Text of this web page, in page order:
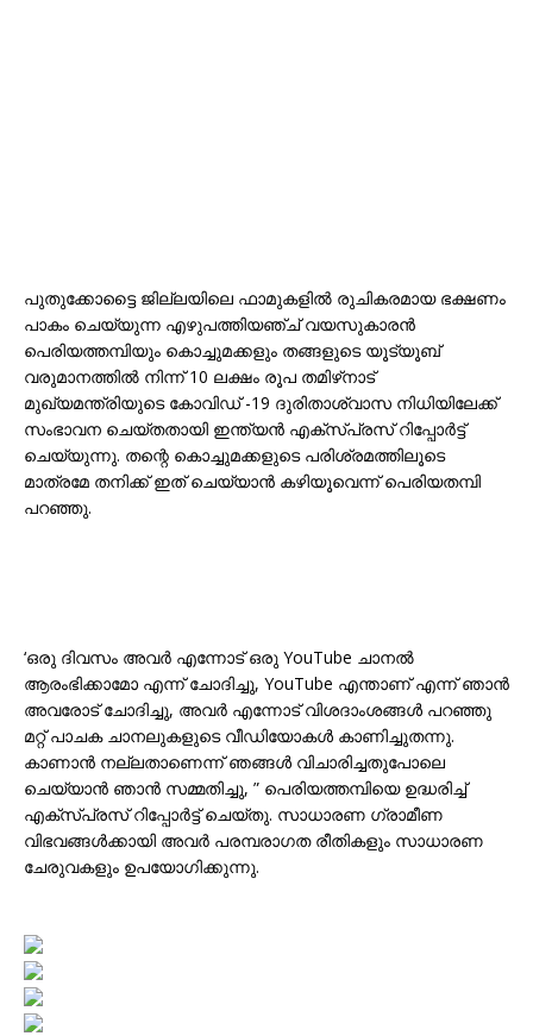
പുതുക്കോട്ടൈ ജില്ലയിലെ ഫാമുകളിൽ രുചികരമായ ഭക്ഷണം
പാകം ചെയ്യുന്ന എഴുപത്തിയഞ്ച് വയസുകാരൻ
പെരിയത്തമ്പിയും കൊച്ചുമക്കളും തങ്ങളുടെ യൂട്യൂബ്
വരുമാനത്തിൽ നിന്ന് 10 ലക്ഷം രൂപ തമിഴ്‌നാട്
മുഖ്യമന്ത്രിയുടെ കോവിഡ് -19 ദുരിതാശ്വാസ നിധിയിലേക്ക്
സംഭാവന ചെയ്തതായി ഇന്ത്യൻ എക്സ്പ്രസ് റിപ്പോർട്ട്
ചെയ്യുന്നു. തന്റെ കൊച്ചുമക്കളുടെ പരിശ്രമത്തിലൂടെ
മാത്രമേ തനിക്ക് ഇത് ചെയ്യാൻ കഴിയൂവെന്ന് പെരിയതമ്പി
പറഞ്ഞു.
‘ഒരു ദിവസം അവർ എന്നോട് ഒരു YouTube ചാനൽ
ആരംഭിക്കാമോ എന്ന് ചോദിച്ചു, YouTube എന്താണ് എന്ന് ഞാൻ
അവരോട് ചോദിച്ചു, അവർ എന്നോട് വിശദാംശങ്ങൾ പറഞ്ഞു
മറ്റ് പാചക ചാനലുകളുടെ വീഡിയോകൾ കാണിച്ചുതന്നു.
കാണാൻ നല്ലതാണെന്ന് ഞങ്ങൾ വിചാരിച്ചതുപോലെ
ചെയ്യാൻ ഞാൻ സമ്മതിച്ചു, ” പെരിയത്തമ്പിയെ ഉദ്ധരിച്ച്
എക്സ്പ്രസ് റിപ്പോർട്ട് ചെയ്തു. സാധാരണ ഗ്രാമീണ
വിഭവങ്ങൾക്കായി അവർ പരമ്പരാഗത രീതികളും സാധാരണ
ചേരുവകളും ഉപയോഗിക്കുന്നു.